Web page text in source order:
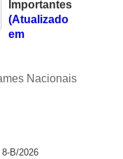
Importantes
(Atualizado
em
Nacionais
B/2026